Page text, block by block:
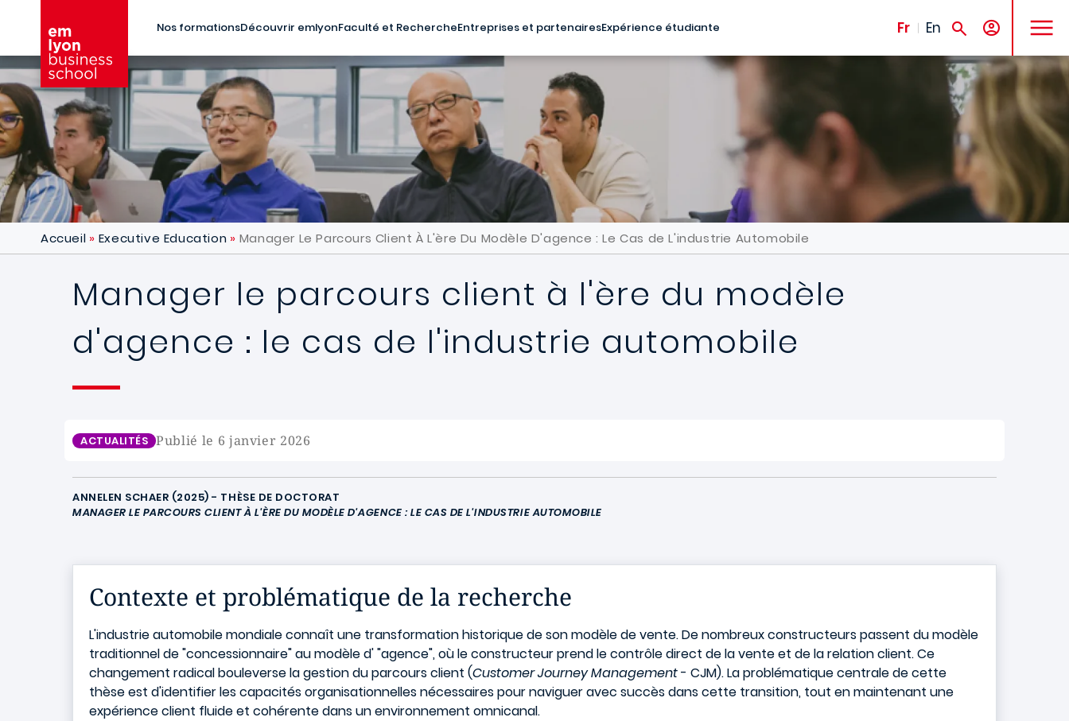
Nos formationsDécouvrir emlyonFaculté et RechercheEntreprises et partenairesExpérience étudiante Fr En
MENU
Accueil Executive Education Manager Le Parcours Client À L'ère Du Modèle D'agence : Le Cas de L'industrie Automobile
Manager le parcours client à l'ère du modèle
d'agence : le cas de l'industrie automobile
ACTUALITÉS Publié le 6 janvier 2026
ANNELEN SCHAER (2025) - THÈSE DE DOCTORAT
MANAGER LE PARCOURS CLIENT À L'ÈRE DU MODÈLE D'AGENCE : LE CAS DE L'INDUSTRIE AUTOMOBILE
Contexte et problématique de la recherche
L'industrie automobile mondiale connaît une transformation historique de son modèle de vente. De nombreux constructeurs passent du modèle
traditionnel de "concessionnaire" au modèle d' "agence", où le constructeur prend le contrôle direct de la vente et de la relation client. Ce
changement radical bouleverse la gestion du parcours client (Customer Journey Management- CJM). La problématique centrale de cette
thèse est d'identifier les capacités organisationnelles nécessaires pour naviguer avec succès dans cette transition, tout en maintenant une
expérience client fluide et cohérente dans un environnement omnicanal.